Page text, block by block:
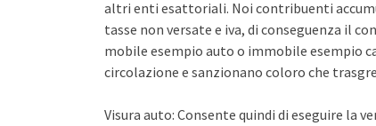
altri enti esattoriali. Noi contribuenti
tasse non versate e iva, di conseguenza il
mobile esempio auto o immobile esempio
circolazione e sanzionano coloro che
Visura auto: Consente quindi di eseguire la